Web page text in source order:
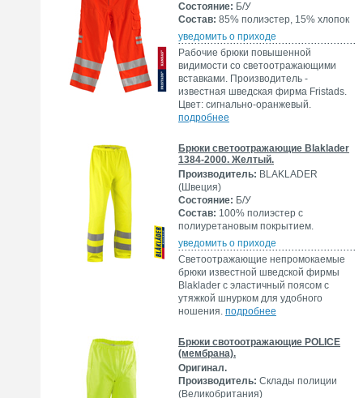
Состояние: Б/У
Состав: 85% полиэстер, 15% хлопок
уведомить о приходе
Рабочие брюки повышенной
видимости со светоотражающими
вставками. Производитель -
известная шведская фирма Fristads.
Цвет: сигнально-оранжевый.
подробнее
Брюки светоотражающие Blaklader
1384-2000. Желтый.
Производитель: BLAKLADER
(Швеция)
Состояние: Б/У
Состав: 100% полиэстер с
полиуретановым покрытием.
уведомить о приходе
Светоотражающие непромокаемые
брюки известной шведской фирмы
Blaklader с эластичный поясом с
утяжкой шнурком для удобного
ношения. подробнее
Брюки свотоотражающие POLICE
(мембрана).
Оригинал.
Производитель: Склады полиции
(Великобритания)